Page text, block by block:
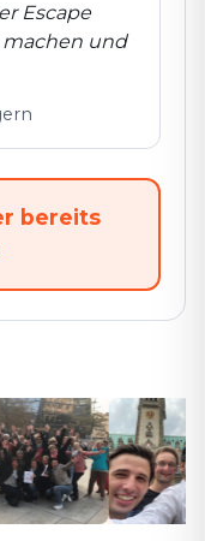
Escape
machen und
bereits